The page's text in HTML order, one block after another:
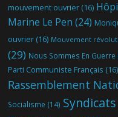
mouvement ouvrier (16)
Marine Le Pen (24)
ouvrier (16) Mouvement
(29) Nous Sommes En Guerre
Parti Communiste Français (16)
Rassemblement
Socialisme (14) Syndicats